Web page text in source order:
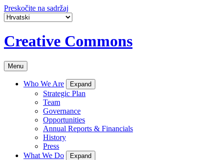
Preskočite na sadržaj
Creative Commons
Menu
Who We Are Expand
Strategic Plan
Team
Governance
Opportunities
Annual Reports & Financials
History
Press
What We Do
Expand